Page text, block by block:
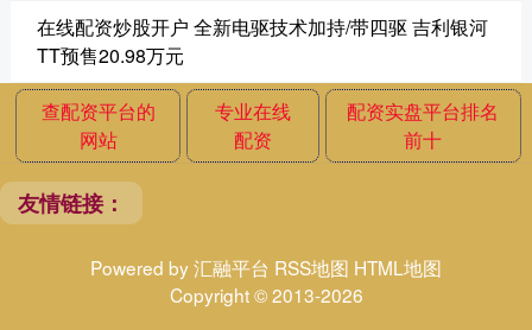
在线配资炒股开户 全新电驱技术加持/带四驱 吉利银河
TT预售20.98万元
查配资平台的
网站
专业在线
配资
配资实盘平台排名
前十
友情链接：
Powered by汇融平台 RSS地图 HTML地图
Copyright© 2013-2026